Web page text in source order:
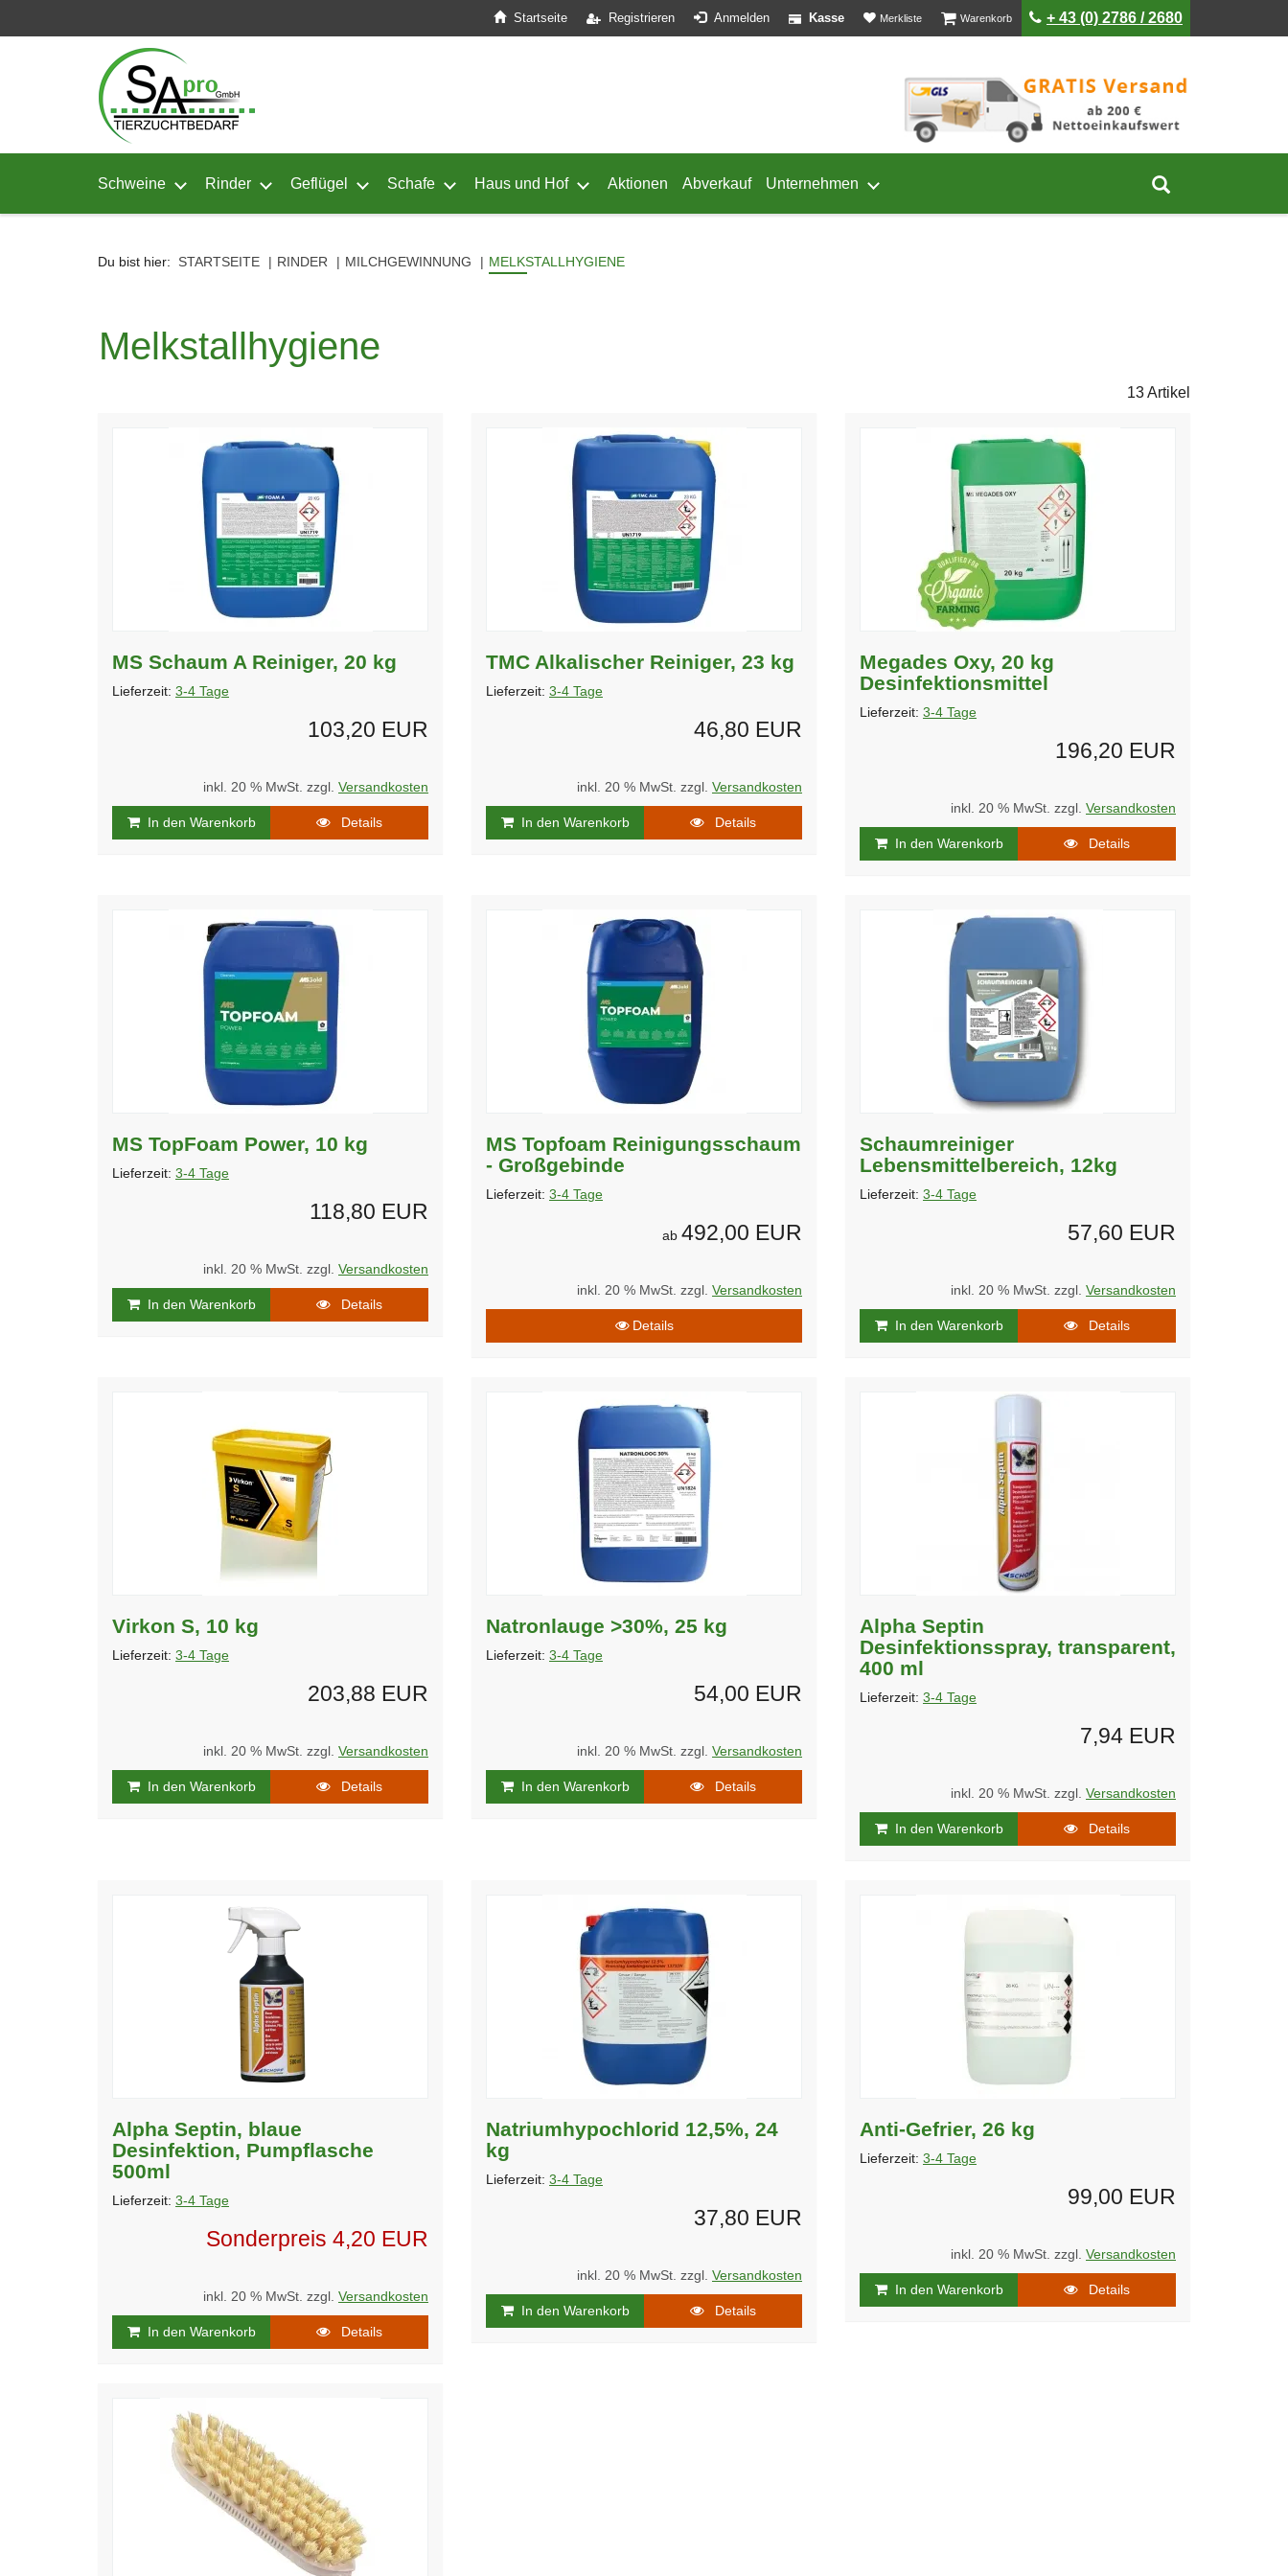
Startseite Registrieren Anmelden Kasse Merklisteist leer Warenkorbist leer+ 43 (0) 2786 / 2680
Schweine Untermenü von Schweine öffnen
Rinder Untermenü von Rinder öffnen
Geflügel Untermenü von Geflügel öffnen
Schafe Untermenü von Schafe öffnen
Haus und Hof Untermenü von Haus und Hof öffnen
Aktionen Abverkauf Unternehmen Untermenü von Unternehmen öffnen
Du bist hier: STARTSEITE RINDER MILCHGEWINNUNG MELKSTALLHYGIENE
Melkstallhygiene
13 Artikel
MS Schaum A Reiniger, 20 kg
Lieferzeit: 3-4 Tage
103,20 EUR
inkl. 20 % MwSt. zzgl. Versandkosten
In den Warenkorb Details
TMC Alkalischer Reiniger, 23 kg
Lieferzeit: 3-4 Tage
46,80 EUR
inkl. 20 % MwSt. zzgl. Versandkosten
In den Warenkorb Details
Megades Oxy, 20 kg
Desinfektionsmittel
Lieferzeit: 3-4 Tage
196,20 EUR
inkl. 20 % MwSt. zzgl. Versandkosten
In den Warenkorb Details
MS TopFoam Power, 10 kg
Lieferzeit: 3-4 Tage
118,80 EUR
inkl. 20 % MwSt. zzgl. Versandkosten
In den Warenkorb Details
MS Topfoam Reinigungsschaum
- Großgebinde
Lieferzeit: 3-4 Tage
ab 492,00 EUR
inkl. 20 % MwSt. zzgl. Versandkosten
Details
Schaumreiniger
Lebensmittelbereich, 12kg
Lieferzeit: 3-4 Tage
57,60 EUR
inkl. 20 % MwSt. zzgl. Versandkosten
In den Warenkorb Details
Virkon S, 10 kg
Lieferzeit: 3-4 Tage
203,88 EUR
inkl. 20 % MwSt. zzgl. Versandkosten
In den Warenkorb Details
Natronlauge >30%, 25 kg
Lieferzeit: 3-4 Tage
54,00 EUR
inkl. 20 % MwSt. zzgl. Versandkosten
In den Warenkorb Details
Alpha Septin
Desinfektionsspray, transparent,
400 ml
Lieferzeit: 3-4 Tage
7,94 EUR
inkl. 20 % MwSt. zzgl. Versandkosten
In den Warenkorb Details
Alpha Septin, blaue
Desinfektion, Pumpflasche
500ml
Lieferzeit: 3-4 Tage
Sonderpreis 4,20 EUR
inkl. 20 % MwSt. zzgl. Versandkosten
In den Warenkorb Details
Natriumhypochlorid 12,5%, 24
kg
Lieferzeit: 3-4 Tage
37,80 EUR
inkl. 20 % MwSt. zzgl. Versandkosten
In den Warenkorb Details
Anti-Gefrier, 26 kg
Lieferzeit: 3-4 Tage
99,00 EUR
inkl. 20 % MwSt. zzgl. Versandkosten
In den Warenkorb Details